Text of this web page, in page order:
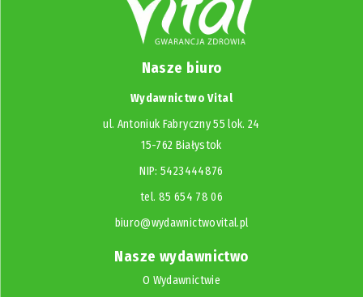
Nasze biuro
Wydawnictwo Vital
ul. Antoniuk Fabryczny 55 lok. 24
15-762 Białystok
NIP: 5423444876
tel. 85 654 78 06
biuro@wydawnictwovital.pl
Nasze wydawnictwo
O Wydawnictwie